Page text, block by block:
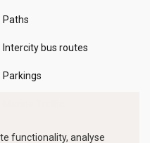
Paths
Intercity bus routes
Parkings
functionality, analyse